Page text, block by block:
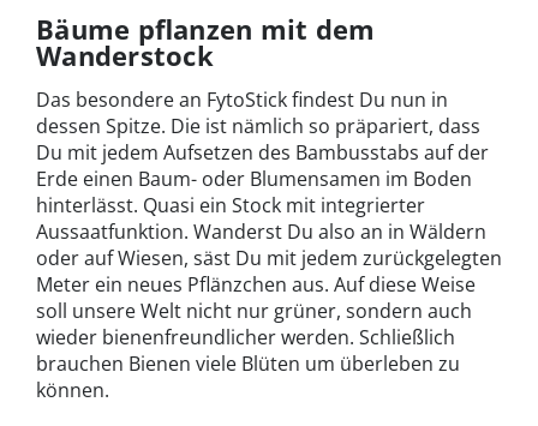
Bäume pflanzen mit dem
Wanderstock
Das besondere an FytoStick findest Du nun in
dessen Spitze. Die ist nämlich so präpariert, dass
Du mit jedem Aufsetzen des Bambusstabs auf der
Erde einen Baum- oder Blumensamen im Boden
hinterlässt. Quasi ein Stock mit integrierter
Aussaatfunktion. Wanderst Du also an in Wäldern
oder auf Wiesen, säst Du mit jedem zurückgelegten
Meter ein neues Pflänzchen aus. Auf diese Weise
soll unsere Welt nicht nur grüner, sondern auch
wieder bienenfreundlicher werden. Schließlich
brauchen Bienen viele Blüten um überleben zu
können.